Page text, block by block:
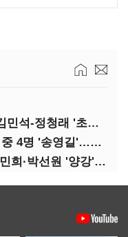
(정기여론조사)②당심·호남, 김민석-정청래 '초접전'
(정기여론조사)③2순위, 10명 중 4명 '송영길'…정청래 '한 자릿수'
(정기여론조사)④최고위원 최민희·박선원 '양강'…서미화·이성윤·임미애 뒤이어